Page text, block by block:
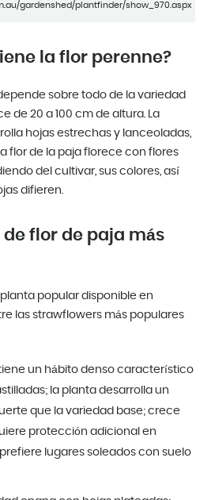
gardenshed/plantfinder/show_970.aspx
la flor perenne?
sobre todo de la variedad
de 20 a 100 cm de altura. La
hojas estrechas y lanceoladas,
flor de la paja florece con flores
del cultivar, sus colores, así
difieren.
de flor de paja más
popular disponible en
las strawflowers más populares
un hábito denso característico
la planta desarrolla un
que la variedad base; crece
protección adicional en
lugares soleados con suelo